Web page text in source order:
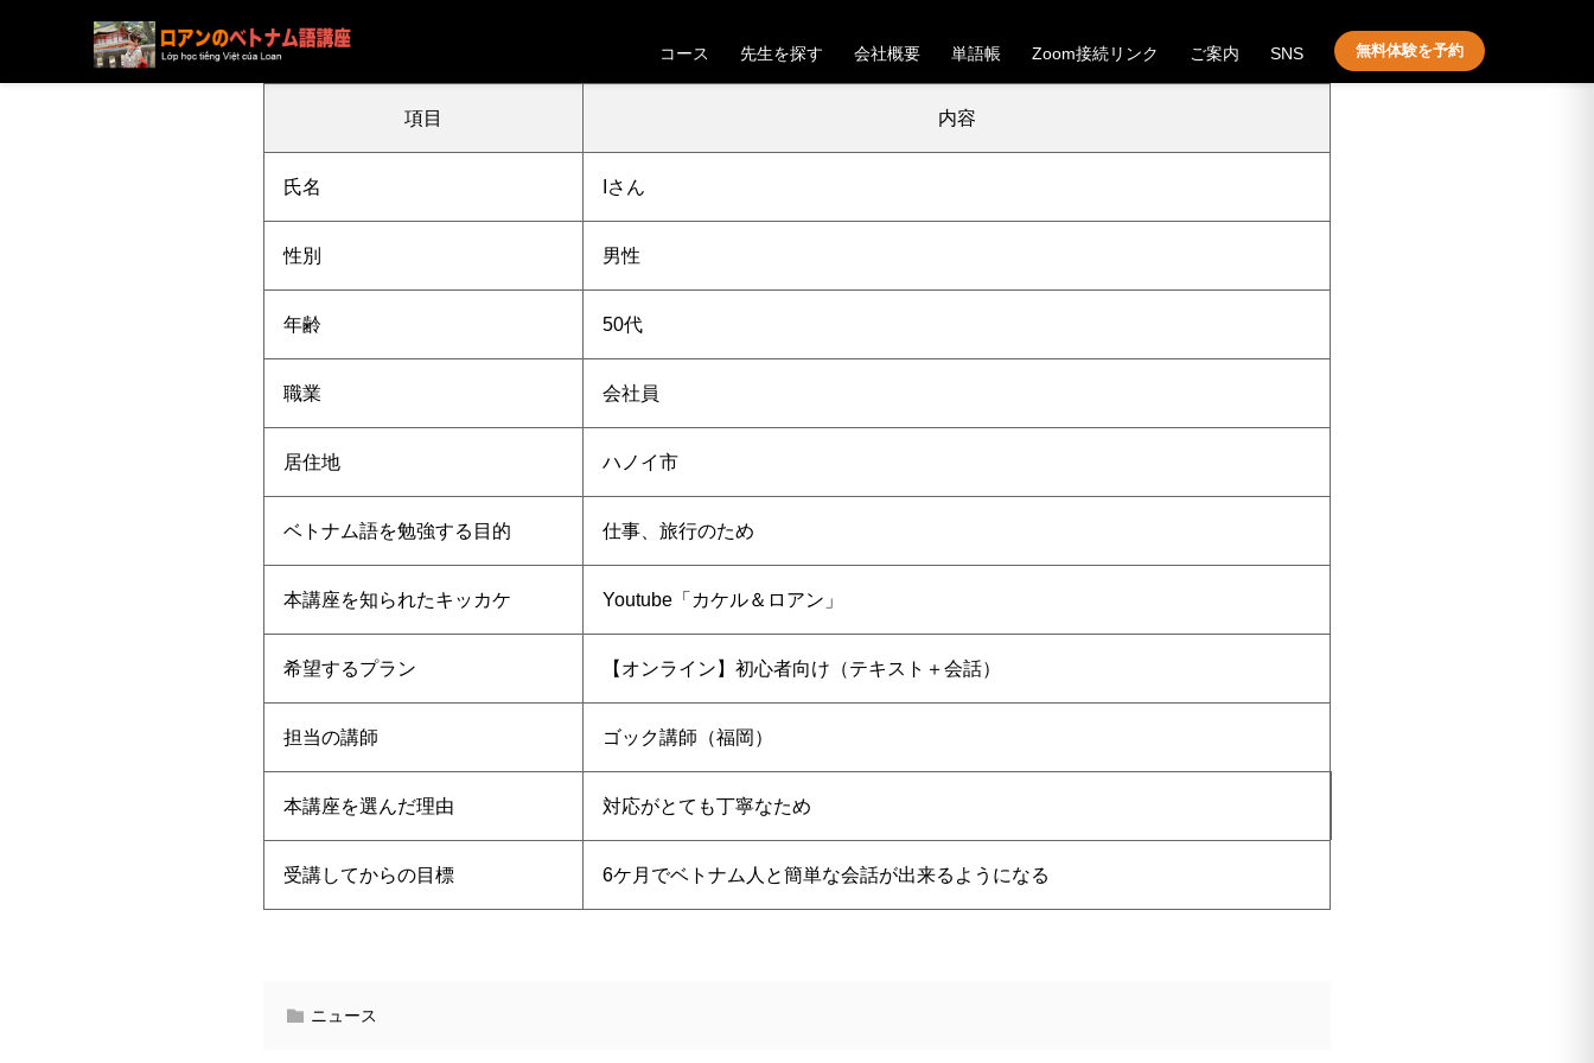
コース 先生を探す 会社概要 単語帳 Zoom接続リンク ご案内 SNS 無料体験を予約
項目 内容
氏名 さん
性別 男性
年齢 50代
職業 会社員
居住地 ハノイ市
ベトナム語を勉強する目的 仕事、旅行のため
本講座を知られたキッカケ Youtube「カケル＆ロアン」
希望するプラン 【オンライン】初心者向け（テキスト＋会話）
担当の講師 ゴック講師（福岡）
本講座を選んだ理由 対応がとても丁寧なため
受講してからの目標 6ケ月でベトナム人と簡単な会話が出来るようになる
ニュース